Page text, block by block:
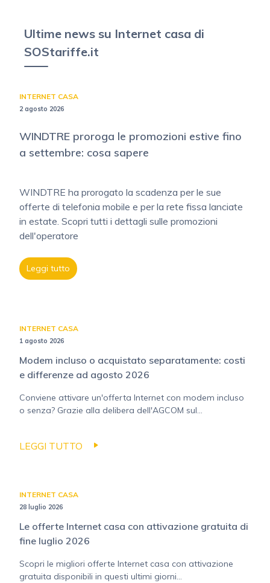
Ultime news su Internet casa di
SOStariffe.it
INTERNET CASA
2 agosto 2026
WINDTRE proroga le promozioni estive fino
a settembre: cosa sapere
WINDTRE ha prorogato la scadenza per le sue
offerte di telefonia mobile e per la rete fissa lanciate
in estate. Scopri tutti i dettagli sulle promozioni
dell'operatore
Leggi tutto
INTERNET CASA
1 agosto 2026
Modem incluso o acquistato separatamente: costi
e differenze ad agosto 2026
Conviene attivare un'offerta Internet con modem incluso
o senza? Grazie alla delibera dell'AGCOM sul...
LEGGI TUTTO
INTERNET CASA
28 luglio 2026
Le offerte Internet casa con attivazione gratuita di
fine luglio 2026
Scopri le migliori offerte Internet casa con attivazione
gratuita disponibili in questi ultimi giorni...